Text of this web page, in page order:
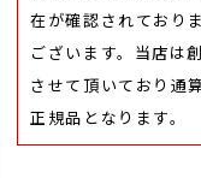
在が確認されており
ございます。当店は
させて頂いており通
正規品となります。